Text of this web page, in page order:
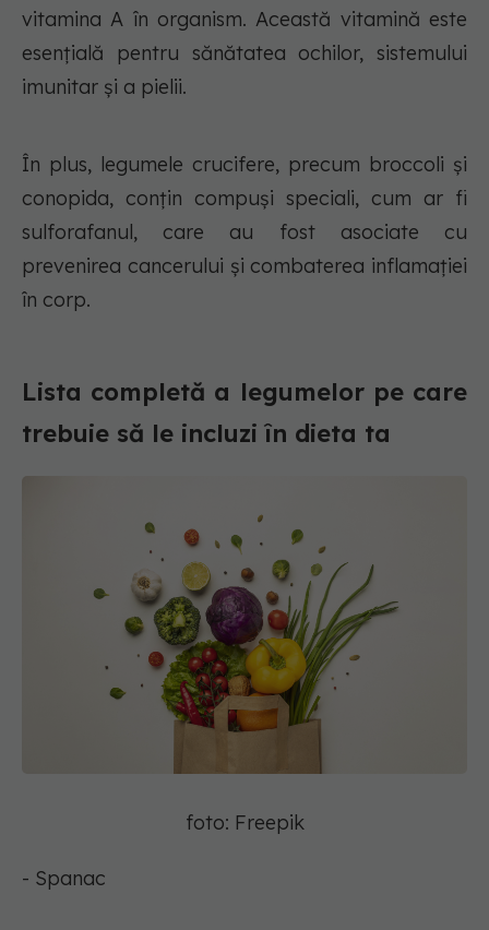
vitamina A în organism. Această vitamină este
esențială pentru sănătatea ochilor, sistemului
imunitar și a pielii.
În plus, legumele crucifere, precum broccoli și
conopida, conțin compuși speciali, cum ar fi
sulforafanul, care au fost asociate cu
prevenirea cancerului și combaterea inflamației
în corp.
Lista completă a legumelor pe care
trebuie să le incluzi în dieta ta
foto: Freepik
- Spanac